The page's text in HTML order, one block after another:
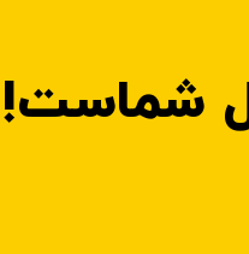
شماست!